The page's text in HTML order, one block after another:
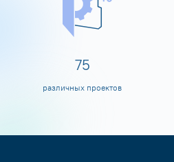
80
различных проектов